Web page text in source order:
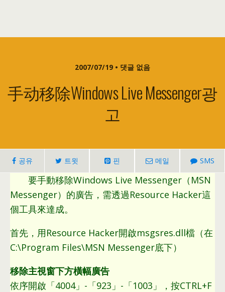
2007/07/19 • 댓글 없음
手动移除Windows Live Messenger광
고
공유 트윗 핀 메일 SMS
要手動移除Windows Live Messenger（MSN
Messenger）的廣告 ， 需透過Resource Hacker這
個工具來達成。
首先 ， 用Resource Hacker開啟msgsres.dll檔（在
C:\Program Files\MSN Messenger底下）
移除主視窗下方橫幅廣告
依序開啟「4004」-「923」-「1003」
， 按CTRL+F